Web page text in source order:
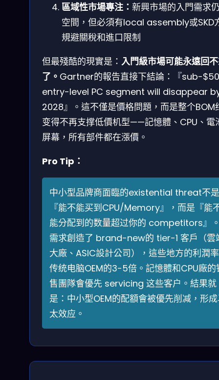
區域性市場專注： 新興市場的入門需求
空間，但必須有local assembly或SKD
規避關稅和進口限制
但最殘酷的現實是： 入門級市場可能永遠回
了。 Gartner的報告直接下結論：『sub-
entry-level PC segment will disappear
2028』。這不僅是價格問題，而是整个BOM
变得不再支撑低價机型——記憶體、CPU、電
屏幕，所有部件都在漲價。
Pro Tip：
中小型品牌商面臨的existential threat不是
『能不能买到CPU/Memory』，而是『能
能分配到的数量超过你的 competitors』
需求創造了 brand-new的 tier-1 客戶（雲
大廠、ASIC設計公司），這些地方的利潤
传统电脑OEM的3-5倍。記憶體和CPU廠的
售團隊會優先 servicing 这些客户。結果就
是：中小型OEM的配額會被優先削减，形
太效应。